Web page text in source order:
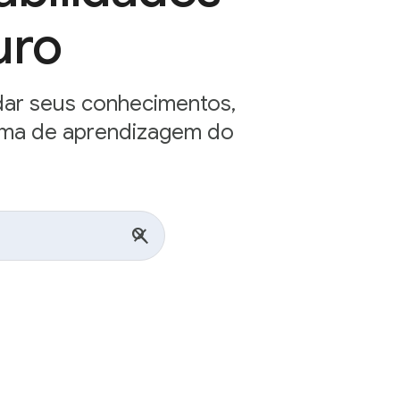
seus conhecimentos,
de aprendizagem do